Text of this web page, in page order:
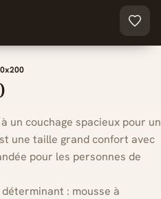
un couchage spacieux pour un
une taille grand confort avec
pour les personnes de
: mousse à